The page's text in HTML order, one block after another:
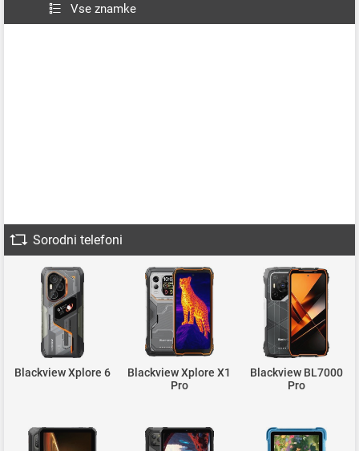
Vse znamke
Sorodni telefoni
Blackview Xplore 6
Blackview Xplore X1
Pro
Blackview BL7000
Pro